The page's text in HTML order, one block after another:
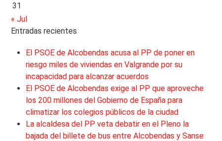
31
« Jul
Entradas recientes
El PSOE de Alcobendas acusa al PP de poner en
riesgo miles de viviendas en Valgrande por su
incapacidad para alcanzar acuerdos
El PSOE de Alcobendas exige al PP que aproveche
los 200 millones del Gobierno de España para
climatizar los colegios públicos de la ciudad
La alcaldesa del PP veta debatir en el Pleno la
bajada del billete de bus entre Alcobendas y Sanse